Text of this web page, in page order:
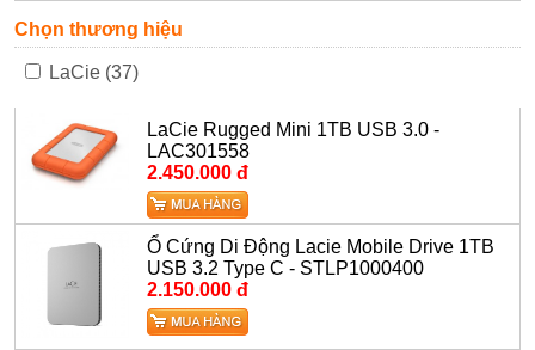
Chọn thương hiệu
LaCie (37)
LaCie Rugged Mini 1TB USB 3.0 -
LAC301558
2.450.000 đ
Ổ Cứng Di Động Lacie Mobile Drive 1TB
USB 3.2 Type C - STLP1000400
2.150.000 đ